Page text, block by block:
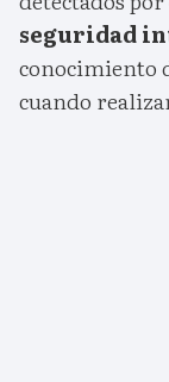
seguridad
conocimiento
cuando